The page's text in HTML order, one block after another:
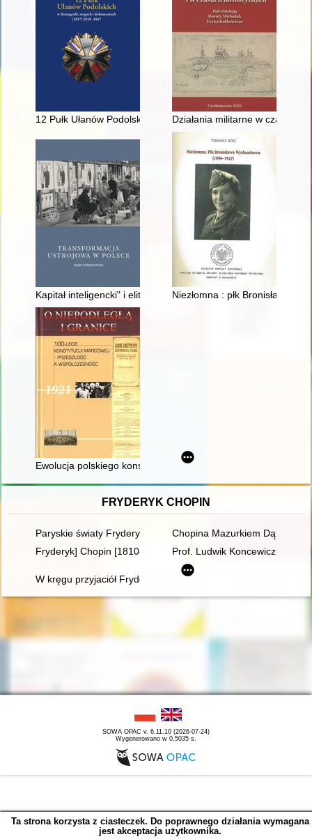
12 Pułk Ułanów Podolskich w ikonografii, mapach i
Działania militarne w czasie
Kapitał inteligencki" i elity symboliczne u początków
Niezłomna : płk Bronisława
Ewolucja polskiego konstytucjonalizmu i myśli konstytucyjnej
FRYDERYK CHOPIN
Paryskie światy Fryderyka Chopina [1810-1849]
Chopina Mazurkiem
Fryderyk] Chopin [1810-1849]. Człowiek, dzieło, rezonans
Prof. Ludwik Koncewicz
W kręgu przyjaciół Fryderyka Chopina - doktor Jan
SOWA OPAC v. 6.11.10 (2026-07-24)
Wygenerowano w 0,5035 s.
Ta strona korzysta z ciasteczek. Do poprawnego działania wymagana
jest akceptacja użytkownika.